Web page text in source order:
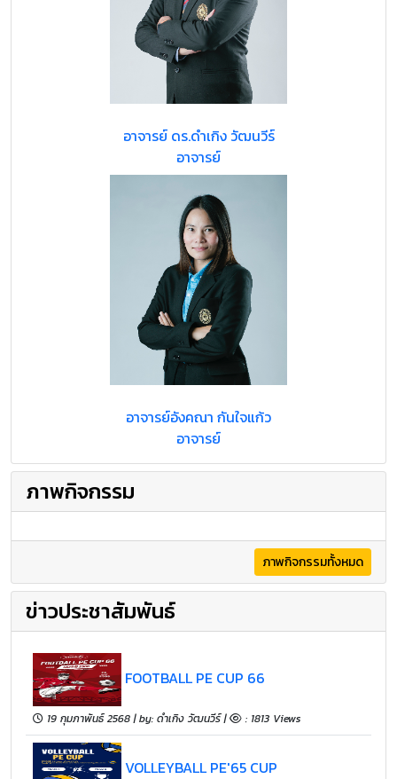
อาจารย์ ดร.ดำเกิง วัฒนวีร์
อาจารย์
อาจารย์อังคณา กันใจแก้ว
อาจารย์
ภาพกิจกรรม
ภาพกิจกรรมทั้งหมด
ข่าวประชาสัมพันธ์
FOOTBALL PE CUP 66
19 กุมภาพันธ์ 2568 | by: ดำเกิง วัฒนวีร์ | : 1813 Views
VOLLEYBALL PE'65 CUP